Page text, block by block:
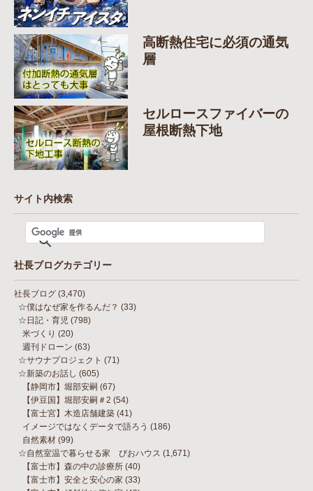
高断熱住宅に必須の通気
層
セルロースファイバーの
屋根断熱下地
サイト内検索
社長ブログカテゴリー
社長ブログ (3,470)
☆僕はなぜ家を作るんだ？ (33)
☆日記・育児 (798)
米づくり (20)
週刊ドローン (63)
☆サウナプロジェクト (71)
☆新築のお話し (605)
【静岡市】堀部安嗣 (67)
【伊豆国】堀部安嗣＃2 (54)
【富士宮】木造店舗建築 (41)
イメージではなくデータで語ろう (186)
自然素材 (99)
☆自然室温で暮らせる家 びおハウス (1,671)
【富士市】森の中の診療所 (40)
【富士市】安全と安心の家 (33)